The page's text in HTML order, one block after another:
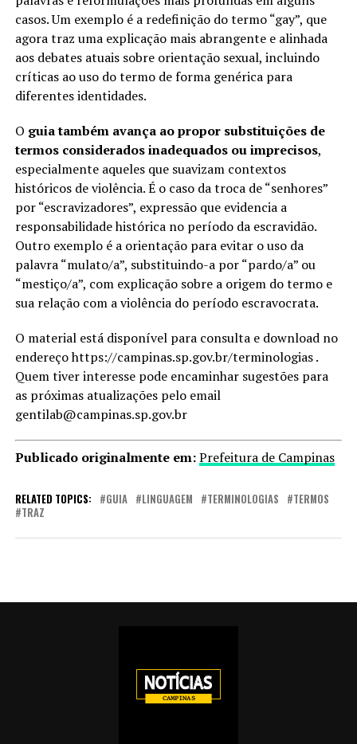
casos. Um exemplo é a redefinição do termo “gay”, que
agora traz uma explicação mais abrangente e alinhada
aos debates atuais sobre orientação sexual, incluindo
críticas ao uso do termo de forma genérica para
diferentes identidades.
O guia também avança ao propor substituições de
termos considerados inadequados ou imprecisos,
especialmente aqueles que suavizam contextos
históricos de violência. É o caso da troca de “senhores”
por “escravizadores”, expressão que evidencia a
responsabilidade histórica no período da escravidão.
Outro exemplo é a orientação para evitar o uso da
palavra “mulato/a”, substituindo-a por “pardo/a” ou
“mestiço/a”, com explicação sobre a origem do termo e
sua relação com a violência do período escravocrata.
O material está disponível para consulta e download no
endereço https://campinas.sp.gov.br/terminologias .
Quem tiver interesse pode encaminhar sugestões para
as próximas atualizações pelo email
gentilab@campinas.sp.gov.br
Publicado originalmente em:Prefeitura de Campinas
RELATED TOPICS: GUIA LINGUAGEM TERMINOLOGIAS
TERMOS
TRAZ